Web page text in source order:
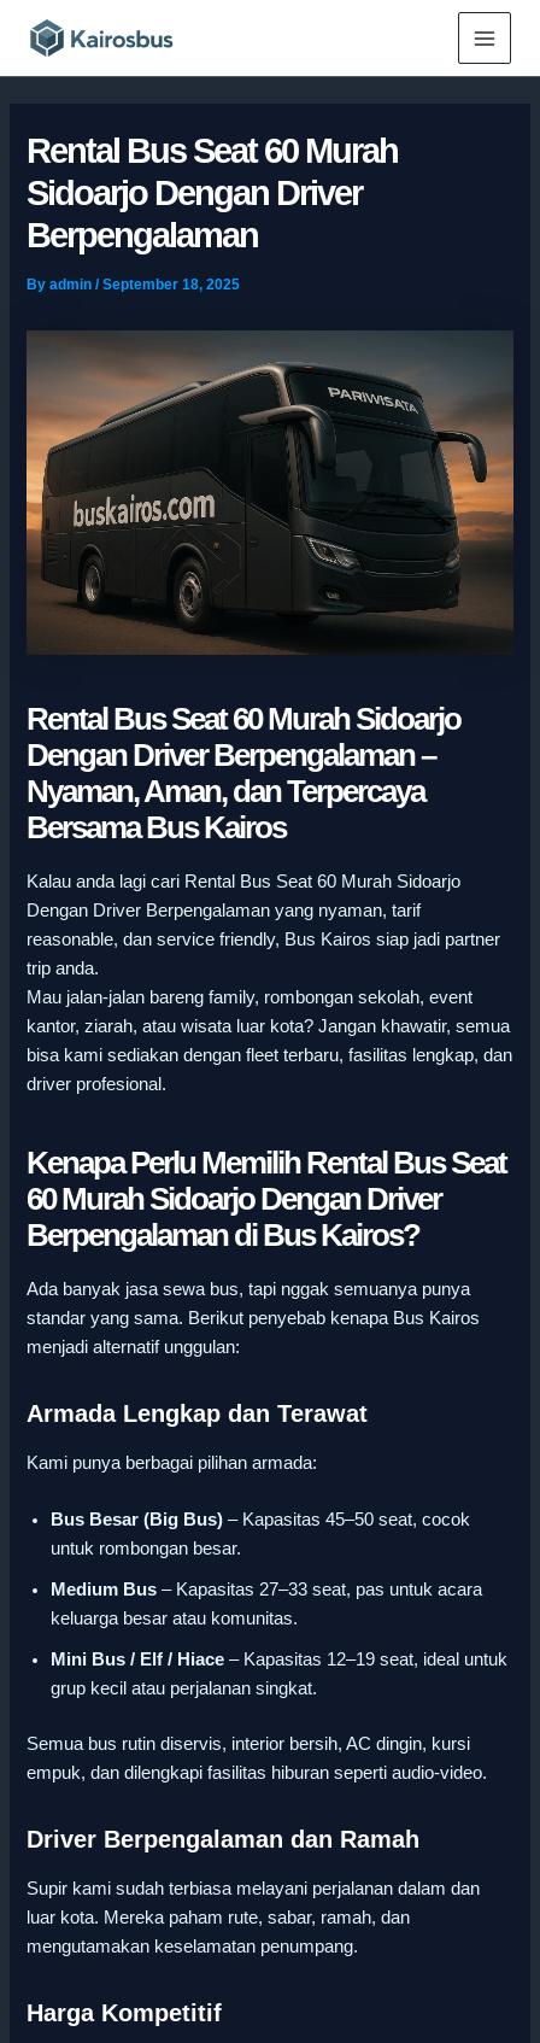
Main
Menu
Rental Bus Seat 60 Murah
Sidoarjo Dengan Driver
Berpengalaman
Byadmin/September 18, 2025
Rental Bus Seat 60 Murah Sidoarjo
Dengan Driver Berpengalaman –
Nyaman, Aman, dan Terpercaya
Bersama Bus Kairos
Kalau anda lagi cari Rental Bus Seat 60 Murah Sidoarjo
Dengan Driver Berpengalaman yang nyaman, tarif
reasonable, dan service friendly, Bus Kairos siap jadi partner
trip anda.
Mau jalan-jalan bareng family, rombongan sekolah, event
kantor, ziarah, atau wisata luar kota? Jangan khawatir, semua
bisa kami sediakan dengan fleet terbaru, fasilitas lengkap, dan
driver profesional.
Kenapa Perlu Memilih Rental Bus Seat
60 Murah Sidoarjo Dengan Driver
Berpengalaman di Bus Kairos?
Ada banyak jasa sewa bus, tapi nggak semuanya punya
standar yang sama. Berikut penyebab kenapa Bus Kairos
menjadi alternatif unggulan:
Armada Lengkap dan Terawat
Kami punya berbagai pilihan armada:
Bus Besar (Big Bus) – Kapasitas 45–50 seat, cocok
untuk rombongan besar.
Medium Bus – Kapasitas 27–33 seat, pas untuk acara
keluarga besar atau komunitas.
Mini Bus / Elf / Hiace – Kapasitas 12–19 seat, ideal untuk
grup kecil atau perjalanan singkat.
Semua bus rutin diservis, interior bersih, AC dingin, kursi
empuk, dan dilengkapi fasilitas hiburan seperti audio-video.
Driver Berpengalaman dan Ramah
Supir kami sudah terbiasa melayani perjalanan dalam dan
luar kota. Mereka paham rute, sabar, ramah, dan
mengutamakan keselamatan penumpang.
Harga Kompetitif